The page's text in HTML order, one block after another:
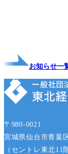
お知らせ一
〒980-0021
宮城県仙台市青葉
（セントレ東北11